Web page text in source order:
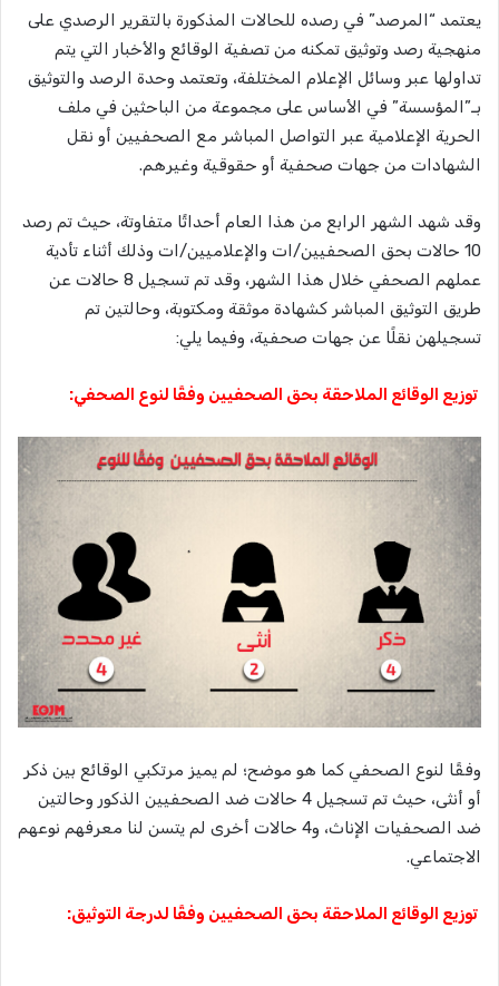
يعتمد “المرصد” في رصده للحالات المذكورة بالتقرير الرصدي على
منهجية رصد وتوثيق تمكنه من تصفية الوقائع والأخبار التي يتم
تداولها عبر وسائل الإعلام المختلفة، وتعتمد وحدة الرصد والتوثيق
بـ”المؤسسة” في الأساس على مجموعة من الباحثين في ملف
الحرية الإعلامية عبر التواصل المباشر مع الصحفيين أو نقل
الشهادات من جهات صحفية أو حقوقية وغيرهم.
وقد شهد الشهر الرابع من هذا العام أحداثًا متفاوتة، حيث تم رصد
10 حالات بحق الصحفيين/ات والإعلاميين/ات وذلك أثناء تأدية
عملهم الصحفي خلال هذا الشهر، وقد تم تسجيل 8 حالات عن
طريق التوثيق المباشر كشهادة موثقة ومكتوبة، وحالتين تم
تسجيلهن نقلًا عن جهات صحفية، وفيما يلي:
توزيع الوقائع الملاحقة بحق الصحفيين وفقًا لنوع الصحفي:
وفقًا لنوع الصحفي كما هو موضح؛ لم يميز مرتكبي الوقائع بين ذكر
أو أنثى، حيث تم تسجيل 4 حالات ضد الصحفيين الذكور وحالتين
ضد الصحفيات الإناث، و4 حالات أخرى لم يتسن لنا معرفهم نوعهم
الاجتماعي.
توزيع الوقائع الملاحقة بحق الصحفيين وفقًا لدرجة التوثيق: